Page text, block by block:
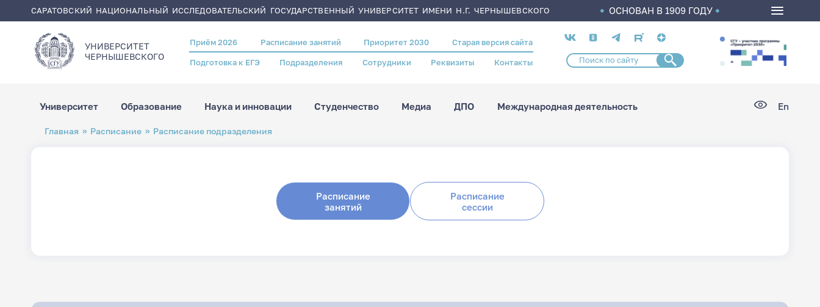
САРАТОВСКИЙ НАЦИОНАЛЬНЫЙ ИССЛЕДОВАТЕЛЬСКИЙ ГОСУДАРСТВЕННЫЙ УНИВЕРСИТЕТ ИМЕНИ Н.Г. ЧЕРНЫШЕВСКОГО ОСНОВАН В 1909 ГОДУ
УНИВЕРСИТЕТ
ЧЕРНЫШЕВСКОГO
Header
menu
Приём 2026 Расписание занятий Приоритет 2030 Старая версия сайта
Подготовка к ЕГЭ Подразделения Сотрудники Реквизиты Контакты
Социальные
сети
Университет Образование Наука и инновации Студенчество Медиа ДПО Международная деятельность En
Строка
навигации
Главная Расписание Расписание подразделения
Расписание
занятий
Расписание
сессии